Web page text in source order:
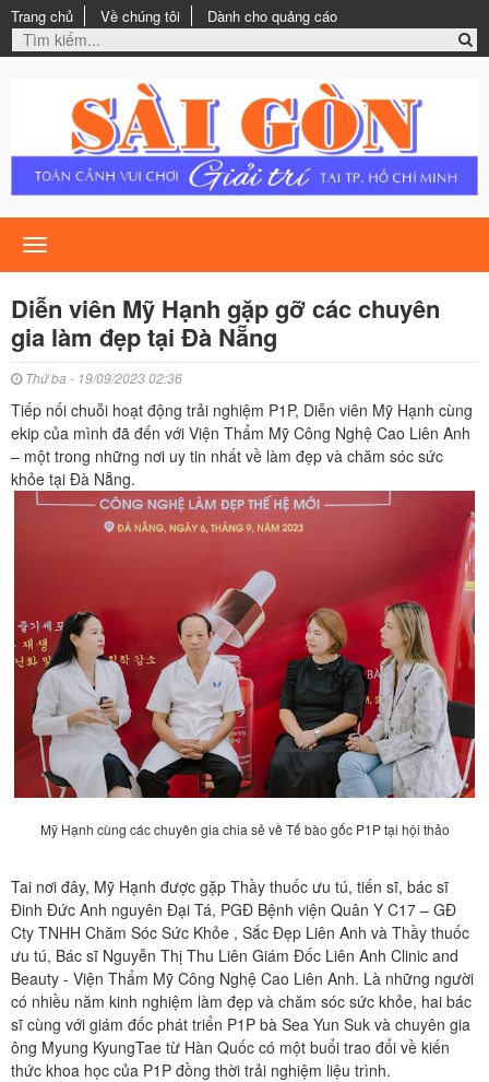
Trang chủ Về chúng tôi Dành cho quảng cáo
Toggle
navigation
Diễn viên Mỹ Hạnh gặp gỡ các chuyên
gia làm đẹp tại Đà Nẵng
Thứ ba - 19/09/2023 02:36
Tiếp nối chuỗi hoạt động trải nghiệm P1P, Diễn viên Mỹ Hạnh cùng
ekip của mình đã đến với Viện Thẩm Mỹ Công Nghệ Cao Liên Anh
– một trong những nơi uy tin nhất về làm đẹp và chăm sóc sức
khỏe tại Đà Nẵng.
Mỹ Hạnh cùng các chuyên gia chia sẻ về Tế bào gốc P1P tại hội thảo
Tai nơi đây, Mỹ Hạnh được gặp Thầy thuốc ưu tú, tiến sĩ, bác sĩ
Đinh Đức Anh nguyên Đại Tá, PGĐ Bệnh viện Quân Y C17 – GĐ
Cty TNHH Chăm Sóc Sức Khỏe , Sắc Đẹp Liên Anh và Thầy thuốc
ưu tú, Bác sĩ Nguyễn Thị Thu Liên Giám Đốc Liên Anh Clinic and
Beauty - Viện Thẩm Mỹ Công Nghệ Cao Liên Anh. Là những người
có nhiều năm kinh nghiệm làm đẹp và chăm sóc sức khỏe, hai bác
sĩ cùng với giám đốc phát triển P1P bà Sea Yun Suk và chuyên gia
ông Myung KyungTae từ Hàn Quốc có một buổi trao đổi về kiến
thức khoa học của P1P đồng thời trải nghiệm liệu trình.